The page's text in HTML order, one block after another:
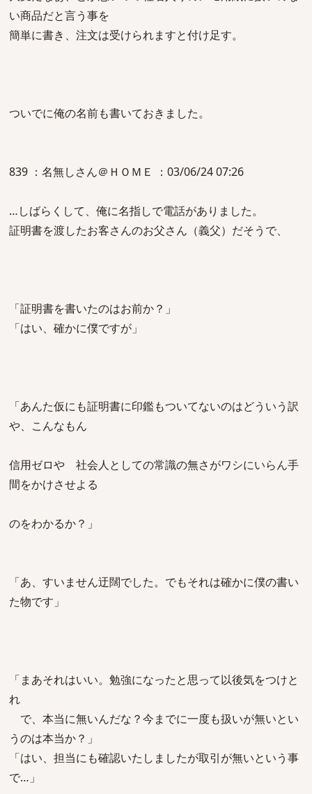
い商品だと言う事を
簡単に書き、注文は受けられますと付け足す。
ついでに俺の名前も書いておきました。
839 ：名無しさん＠ＨＯＭＥ ：03/06/24 07:26
…しばらくして、俺に名指しで電話がありました。
証明書を渡したお客さんのお父さん（義父）だそうで、
「証明書を書いたのはお前か？」
「はい、確かに僕ですが」
「あんた仮にも証明書に印鑑もついてないのはどういう訳
や、こんなもん
信用ゼロや 社会人としての常識の無さがワシにいらん手
間をかけさせよる
のをわかるか？」
「あ、すいません迂闊でした。でもそれは確かに僕の書い
た物です」
「まあそれはいい。勉強になったと思って以後気をつけと
れ
で、本当に無いんだな？今までに一度も扱いが無いとい
うのは本当か？」
「はい、担当にも確認いたしましたが取引が無いという事
で…」